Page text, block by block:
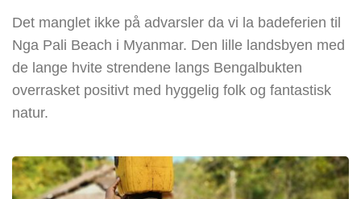
Det manglet ikke på advarsler da vi la badeferien til
Nga Pali Beach i Myanmar. Den lille landsbyen med
de lange hvite strendene langs Bengalbukten
overrasket positivt med hyggelig folk og fantastisk
natur.